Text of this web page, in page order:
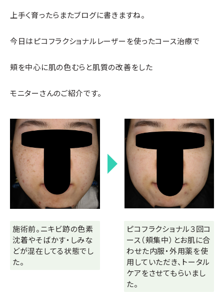
上手く育ったらまたブログに書きますね。
今日はピコフラクショナルレーザーを使ったコース治療で
頬を中心に肌の色むらと肌質の改善をした
モニターさんのご紹介です。
施術前。ニキビ跡の色素
沈着やそばかす・しみな
どが混在してる状態でし
た。
ピコフラクショナル３回コ
ース（頬集中）とお肌に合
わせた内服・外用薬を使
用していただき、トータル
ケアをさせてもらいまし
た。